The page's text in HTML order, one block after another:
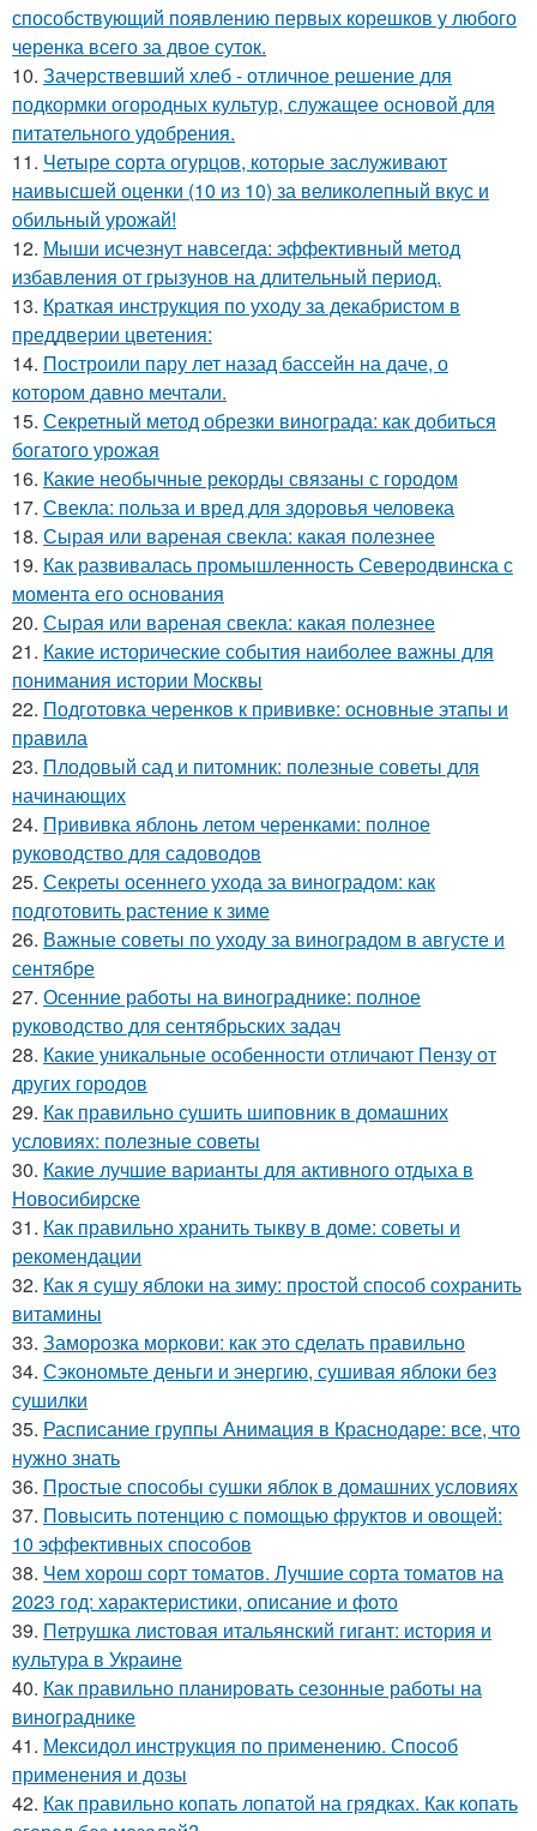
способствующий появлению первых корешков у любого
черенка всего за двое суток.
10. Зачерствевший хлеб - отличное решение для
подкормки огородных культур, служащее основой для
питательного удобрения.
11. Четыре сорта огурцов, которые заслуживают
наивысшей оценки (10 из 10) за великолепный вкус и
обильный урожай!
12. Мыши исчезнут навсегда: эффективный метод
избавления от грызунов на длительный период.
13. Краткая инструкция по уходу за декабристом в
преддверии цветения:
14. Построили пару лет назад бассейн на даче, о
котором давно мечтали.
15. Секретный метод обрезки винограда: как добиться
богатого урожая
16. Какие необычные рекорды связаны с городом
17. Свекла: польза и вред для здоровья человека
18. Сырая или вареная свекла: какая полезнее
19. Как развивалась промышленность Северодвинска с
момента его основания
20. Сырая или вареная свекла: какая полезнее
21. Какие исторические события наиболее важны для
понимания истории Москвы
22. Подготовка черенков к прививке: основные этапы и
правила
23. Плодовый сад и питомник: полезные советы для
начинающих
24. Прививка яблонь летом черенками: полное
руководство для садоводов
25. Секреты осеннего ухода за виноградом: как
подготовить растение к зиме
26. Важные советы по уходу за виноградом в августе и
сентябре
27. Осенние работы на винограднике: полное
руководство для сентябрьских задач
28. Какие уникальные особенности отличают Пензу от
других городов
29. Как правильно сушить шиповник в домашних
условиях: полезные советы
30. Какие лучшие варианты для активного отдыха в
Новосибирске
31. Как правильно хранить тыкву в доме: советы и
рекомендации
32. Как я сушу яблоки на зиму: простой способ сохранить
витамины
33. Заморозка моркови: как это сделать правильно
34. Сэкономьте деньги и энергию, сушивая яблоки без
сушилки
35. Расписание группы Анимация в Краснодаре: все, что
нужно знать
36. Простые способы сушки яблок в домашних условиях
37. Повысить потенцию с помощью фруктов и овощей:
10 эффективных способов
38. Чем хорош сорт томатов. Лучшие сорта томатов на
2023 год: характеристики, описание и фото
39. Петрушка листовая итальянский гигант: история и
культура в Украине
40. Как правильно планировать сезонные работы на
винограднике
41. Мексидол инструкция по применению. Способ
применения и дозы
42. Как правильно копать лопатой на грядках. Как копать